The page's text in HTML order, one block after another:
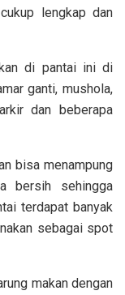
lengkap dan
di pantai ini di
ganti, mushola,
dan beberapa
bisa menampung
bersih sehingga
terdapat banyak
sebagai spot
makan dengan